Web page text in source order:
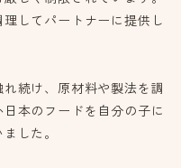
してパートナーに提供し
続け、原材料や製法を調
本のフードを自分の子に
した。